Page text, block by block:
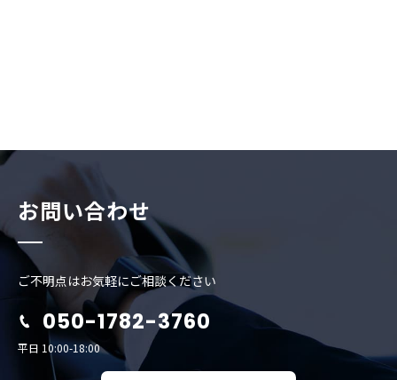
お問い合わせ
ご不明点はお気軽にご相談ください
050-1782-3760
平日 10:00-18:00